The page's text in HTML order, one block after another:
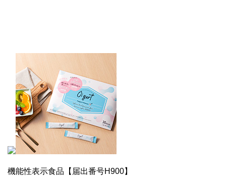
機能性表示食品【届出番号H900】